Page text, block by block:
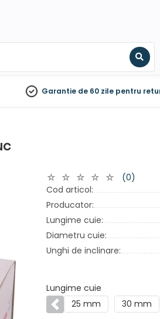
Garantie de 60 zile pentru
(0)
Cod articol:
Producator:
Lungime cuie:
Diametru cuie:
Unghi de inclinare:
Lungime cuie
Anterior25 mm 30 mm